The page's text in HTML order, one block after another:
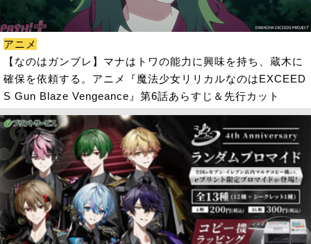
アニメ
【なのはガンブレ】マナはトワの能力に興味を持ち、蔵木に
確保を依頼する。アニメ『魔法少女リリカルなのはEXCEED
S Gun Blaze Vengeance』第6話あらすじ＆先行カット